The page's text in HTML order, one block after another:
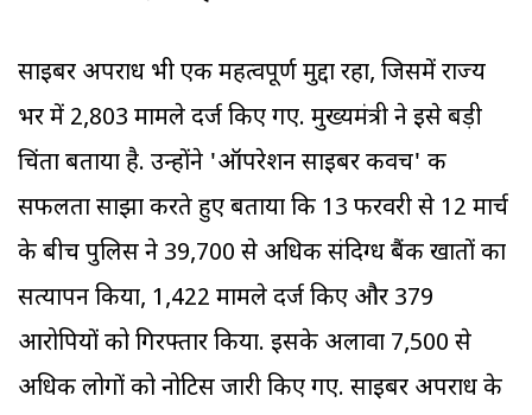
साइबर अपराध भी एक महत्वपूर्ण मुद्दा रहा, जिसमें राज्य
भर में 2,803 मामले दर्ज किए गए. मुख्यमंत्री ने इसे बड़ी
चिंता बताया है. उन्होंने 'ऑपरेशन साइबर कवच' की
सफलता साझा करते हुए बताया कि 13 फरवरी से 12 मार्च
के बीच पुलिस ने 39,700 से अधिक संदिग्ध बैंक खातों का
सत्यापन किया, 1,422 मामले दर्ज किए और 379
आरोपियों को गिरफ्तार किया. इसके अलावा 7,500 से
अधिक लोगों को नोटिस जारी किए गए. साइबर अपराध के